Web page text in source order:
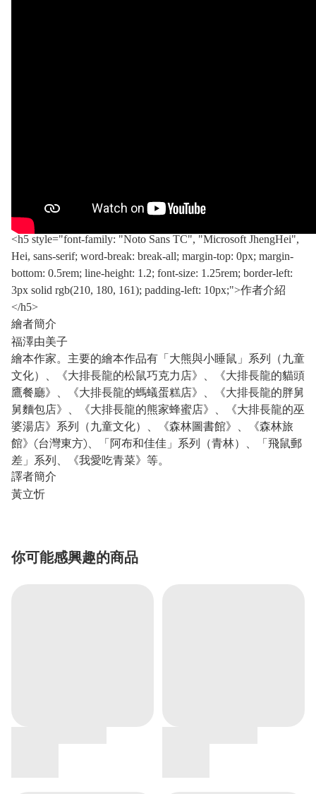
馬上品嚐一下～美味食物的味道喔！
<h5 style="font-family: "Noto Sans TC", "Microsoft JhengHei",
Hei, sans-serif; word-break: break-all; margin-top: 0px; margin-
bottom: 0.5rem; line-height: 1.2; font-size: 1.25rem; border-left:
3px solid rgb(210, 180, 161); padding-left: 10px;">作者介紹
</h5>
繪者簡介
福澤由美子
繪本作家。主要的繪本作品有「大熊與小睡鼠」系列（九童
文化）、《大排長龍的松鼠巧克力店》、《大排長龍的貓頭
鷹餐廳》、《大排長龍的螞蟻蛋糕店》、《大排長龍的胖舅
舅麵包店》、《大排長龍的熊家蜂蜜店》、《大排長龍的巫
婆湯店》系列（九童文化）、《森林圖書館》、《森林旅
館》(台灣東方)、「阿布和佳佳」系列（青林）、「飛鼠郵
差」系列、《我愛吃青菜》等。
譯者簡介
黃立忻
你可能感興趣的商品